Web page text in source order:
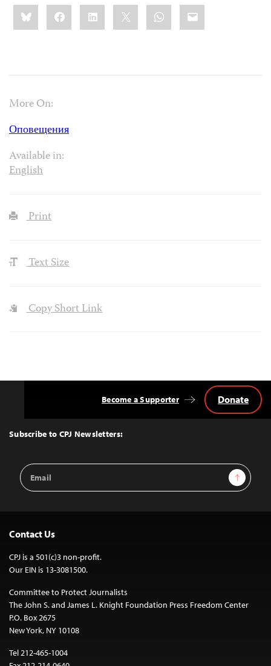
Share
this:BlueskyFacebookLinkedIn WhatsApp
Email
More On:
Оповещения
Available in:
English
Print
Text Size
Copy Short Link
Top
Subscribe to CPJ Newsletters:
Email
Address
Sign Up
Become a Supporter Donate
Contact Us
CPJ is a 501(c)3 non-profit.
Our EIN is 13-3081500.
Committee to Protect Journalists
The John S. and James L. Knight Foundation Press Freedom Center
P.O. Box 2675
New York, NY 10108
Tel 212-465-1004